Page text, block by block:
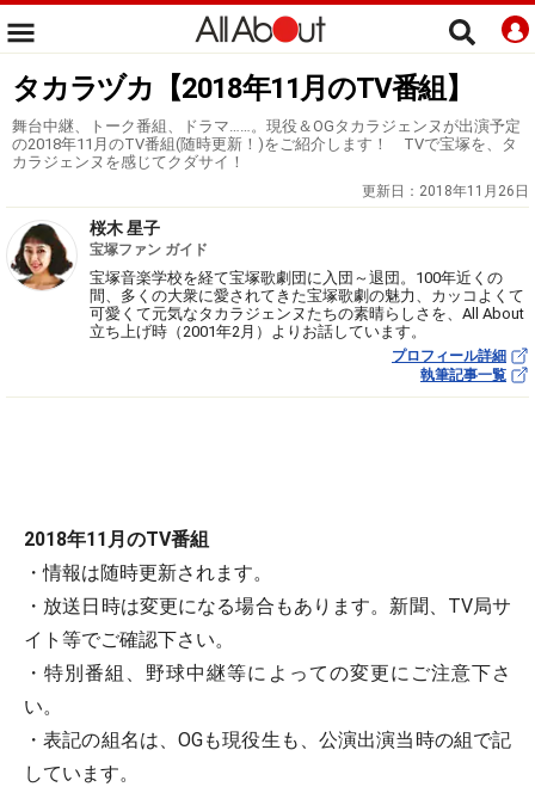
タカラヅカ【2018年11月のTV番組】
舞台中継、トーク番組、ドラマ……。現役＆OGタカラジェンヌが出演予定
の2018年11月のTV番組(随時更新！)をご紹介します！ TVで宝塚を、タ
カラジェンヌを感じてクダサイ！
更新日： 2018年11月26日
桜木 星子
宝塚ファン ガイド
宝塚音楽学校を経て宝塚歌劇団に入団～退団。100年近くの
間、多くの大衆に愛されてきた宝塚歌劇の魅力、カッコよくて
可愛くて元気なタカラジェンヌたちの素晴らしさを、All About
立ち上げ時（2001年2月）よりお話しています。
プロフィール詳細
執筆記事一覧
2018年11月のTV番組
・情報は随時更新されます。
・放送日時は変更になる場合もあります。新聞、TV局サ
イト等でご確認下さい。
・特別番組、野球中継等によっての変更にご注意下さ
い。
・表記の組名は、OGも現役生も、公演出演当時の組で記
しています。